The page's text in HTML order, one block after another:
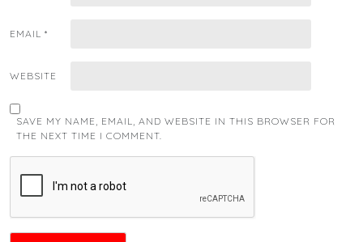
EMAIL *
WEBSITE
SAVE MY NAME, EMAIL, AND WEBSITE IN THIS BROWSER FOR
THE NEXT TIME I COMMENT.